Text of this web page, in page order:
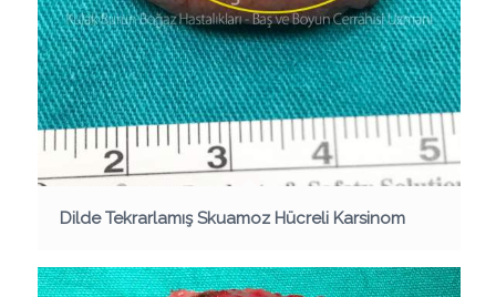
Dilde Tekrarlamış Skuamoz Hücreli Karsinom